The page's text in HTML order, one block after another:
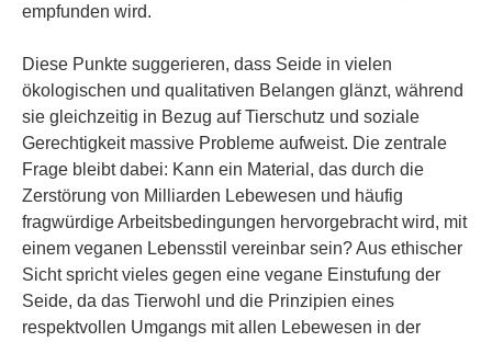
empfunden wird.
Diese Punkte suggerieren, dass Seide in vielen
ökologischen und qualitativen Belangen glänzt, während
sie gleichzeitig in Bezug auf Tierschutz und soziale
Gerechtigkeit massive Probleme aufweist. Die zentrale
Frage bleibt dabei: Kann ein Material, das durch die
Zerstörung von Milliarden Lebewesen und häufig
fragwürdige Arbeitsbedingungen hervorgebracht wird, mit
einem veganen Lebensstil vereinbar sein? Aus ethischer
Sicht spricht vieles gegen eine vegane Einstufung der
Seide, da das Tierwohl und die Prinzipien eines
respektvollen Umgangs mit allen Lebewesen in der